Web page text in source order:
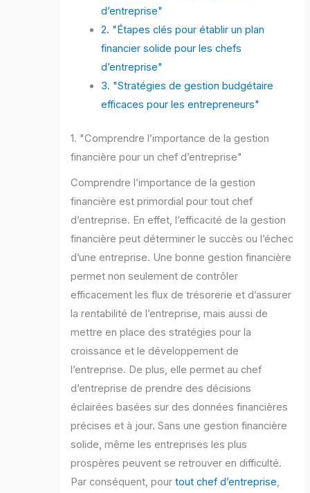
d’entreprise"
2. "Étapes clés pour établir un plan
financier solide pour les chefs
d’entreprise"
3. "Stratégies de gestion budgétaire
efficaces pour les entrepreneurs"
1. "Comprendre l’importance de la gestion
financière pour un chef d’entreprise"
Comprendre l’importance de la gestion
financière est primordial pour tout chef
d’entreprise. En effet, l’efficacité de la gestion
financière peut déterminer le succès ou l’échec
d’une entreprise. Une bonne gestion financière
permet non seulement de contrôler
efficacement les flux de trésorerie et d’assurer
la rentabilité de l’entreprise, mais aussi de
mettre en place des stratégies pour la
croissance et le développement de
l’entreprise. De plus, elle permet au chef
d’entreprise de prendre des décisions
éclairées basées sur des données financières
précises et à jour. Sans une gestion financière
solide, même les entreprises les plus
prospères peuvent se retrouver en difficulté.
Par conséquent, pourtout chef d’entreprise,